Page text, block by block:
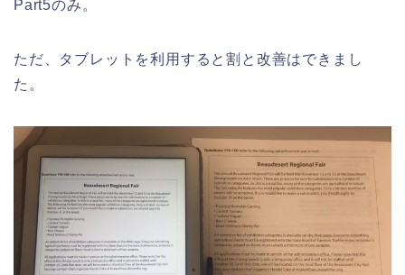
Part5のみ。
ただ、タブレットを利用すると割と改善はできまし
た。